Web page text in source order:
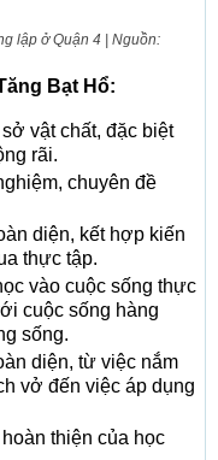
lập ở Quận 4 | Nguồn:
Bạt Hổ:
vật chất, đặc biệt
rãi.
chuyên đề
diện, kết hợp kiến
thực tập.
vào cuộc sống thực
cuộc sống hàng
sống.
diện, từ việc nắm
vở đến việc áp dụng
thiện của học